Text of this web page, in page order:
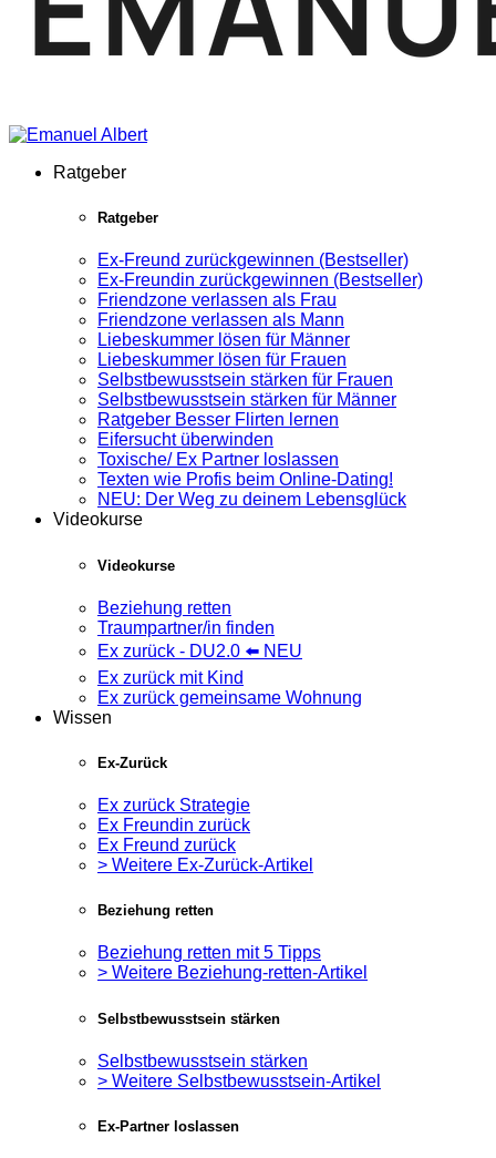
Ratgeber
Ratgeber
Ex-Freund zurückgewinnen (Bestseller)
Ex-Freundin zurückgewinnen (Bestseller)
Friendzone verlassen als Frau
Friendzone verlassen als Mann
Liebeskummer lösen für Männer
Liebeskummer lösen für Frauen
Selbstbewusstsein stärken für Frauen
Selbstbewusstsein stärken für Männer
Ratgeber Besser Flirten lernen
Eifersucht überwinden
Toxische/ Ex Partner loslassen
Texten wie Profis beim Online-Dating!
NEU: Der Weg zu deinem Lebensglück
Videokurse
Videokurse
Beziehung retten
Traumpartner/in finden
Ex zurück - DU2.0 ⬅️ NEU
Ex zurück mit Kind
Ex zurück gemeinsame Wohnung
Wissen
Ex-Zurück
Ex zurück Strategie
Ex Freundin zurück
Ex Freund zurück
> Weitere Ex-Zurück-Artikel
Beziehung retten
Beziehung retten mit 5 Tipps
> Weitere Beziehung-retten-Artikel
Selbstbewusstsein stärken
Selbstbewusstsein stärken
> Weitere Selbstbewusstsein-Artikel
Ex-Partner loslassen